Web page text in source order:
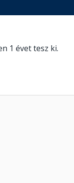
1 évet tesz ki.